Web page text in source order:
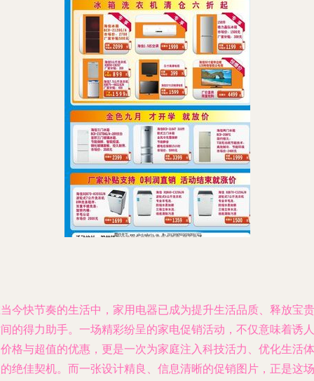
今快节奏的生活中，家用电器已成为提升生活品质、释放宝贵
的得力助手。一场精彩纷呈的家电促销活动，不仅意味着诱人
格与超值的优惠，更是一次为家庭注入科技活力、优化生活体
绝佳契机。而一张设计精良、信息清晰的促销图片，正是这场